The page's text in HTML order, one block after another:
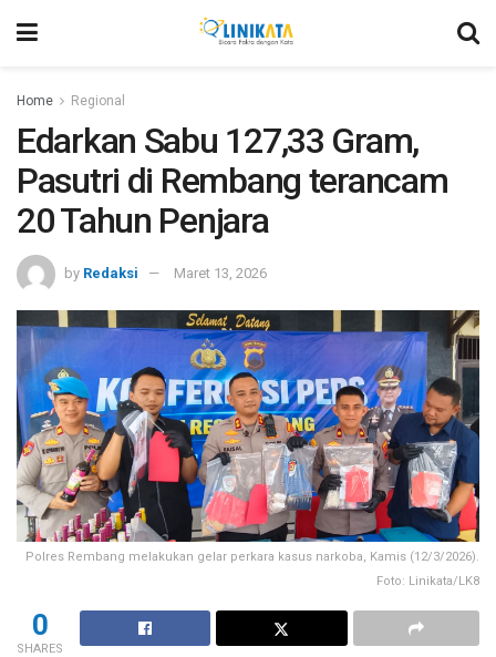
Home Regional
Edarkan Sabu 127,33 Gram,
Pasutri di Rembang terancam
20 Tahun Penjara
by Redaksi Maret 13, 2026
Polres Rembang melakukan gelar perkara kasus narkoba, Kamis (12/3/2026).
Foto: Linikata/LK8
0
SHARES